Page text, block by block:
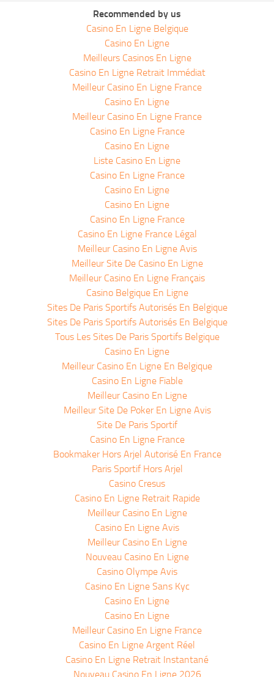
Recommended by us
Casino En Ligne Belgique
Casino En Ligne
Meilleurs Casinos En Ligne
Casino En Ligne Retrait Immédiat
Meilleur Casino En Ligne France
Casino En Ligne
Meilleur Casino En Ligne France
Casino En Ligne France
Casino En Ligne
Liste Casino En Ligne
Casino En Ligne France
Casino En Ligne
Casino En Ligne
Casino En Ligne France
Casino En Ligne France Légal
Meilleur Casino En Ligne Avis
Meilleur Site De Casino En Ligne
Meilleur Casino En Ligne Français
Casino Belgique En Ligne
Sites De Paris Sportifs Autorisés En Belgique
Sites De Paris Sportifs Autorisés En Belgique
Tous Les Sites De Paris Sportifs Belgique
Casino En Ligne
Meilleur Casino En Ligne En Belgique
Casino En Ligne Fiable
Meilleur Casino En Ligne
Meilleur Site De Poker En Ligne Avis
Site De Paris Sportif
Casino En Ligne France
Bookmaker Hors Arjel Autorisé En France
Paris Sportif Hors Arjel
Casino Cresus
Casino En Ligne Retrait Rapide
Meilleur Casino En Ligne
Casino En Ligne Avis
Meilleur Casino En Ligne
Nouveau Casino En Ligne
Casino Olympe Avis
Casino En Ligne Sans Kyc
Casino En Ligne
Casino En Ligne
Meilleur Casino En Ligne France
Casino En Ligne Argent Réel
Casino En Ligne Retrait Instantané
Nouveau Casino En Ligne 2026